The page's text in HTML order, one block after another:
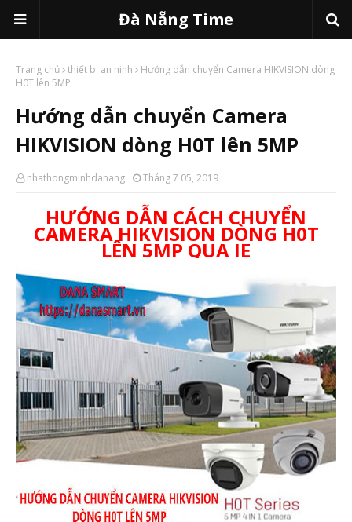
Đà Nẵng Time
Trang chủ thiết bị an ninh
Hướng dẫn chuyển Camera HIKVISION dòng
H0T lên 5MP
Hướng dẫn chuyển Camera
HIKVISION dòng H0T lên 5MP
nhathongminhdanang Tháng 7 05, 2019
HƯỚNG DẪN CÁCH CHUYỂN
CAMERA HIKVISION DÒNG H0T
LÊN 5MP QUA IE